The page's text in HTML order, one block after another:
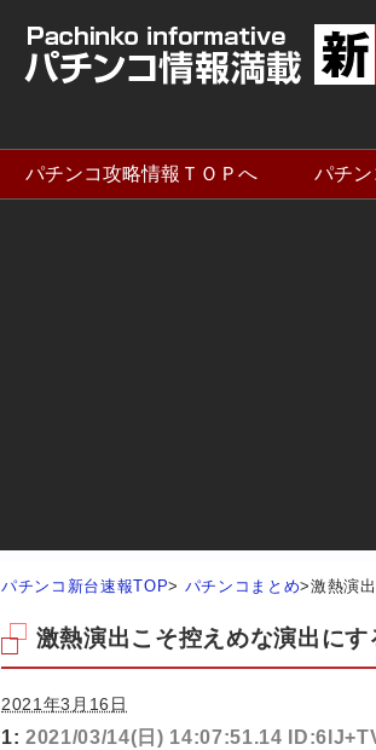
パチンコ攻略情報ＴＯＰへ パチ
パチンコ新台速報TOP> パチンコまとめ>激熱演
激熱演出こそ控えめな演出に
2021年3月16日
1: 2021/03/14(日) 14:07:51.14